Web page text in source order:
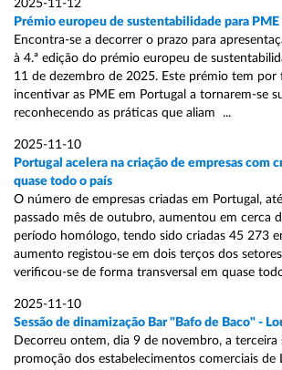
2025-11-12
Prémio europeu de sustentabilidade para PME
Encontra-se a decorrer o prazo para
à 4.ª edição do prémio europeu de
11 de dezembro de 2025. Este prémio tem por
incentivar as PME em Portugal a tornarem-se
reconhecendo as práticas que aliam ...
2025-11-10
Portugal acelera na criação de empresas com
quase todo o país
O número de empresas criadas em Portugal,
passado mês de outubro, aumentou em cerca
período homólogo, tendo sido criadas 45 273
aumento registou-se em dois terços dos
verificou-se de forma transversal em quase
2025-11-10
Sessão de dinamização Bar "Bafo de Baco" -
Decorreu ontem, dia 9 de novembro, a terceira
promoção dos estabelecimentos comerciais de